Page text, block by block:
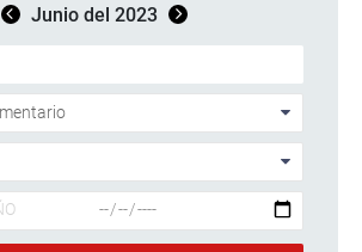
Junio del 2023